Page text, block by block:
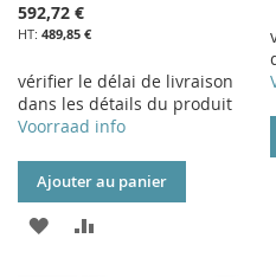
592,72 €
489,85 €
vérifier le délai de livraison
dans les détails du produit
Voorraad info
Ajouter au panier
AJOUTER